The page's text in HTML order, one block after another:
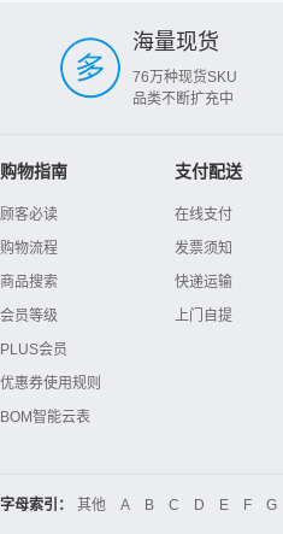
海量现货
76万种现货SKU
品类不断扩充中
购物指南
顾客必读
购物流程
商品搜索
会员等级
PLUS会员
优惠券使用规则
BOM智能云表
支付配送
在线支付
发票须知
快递运输
上门自提
字母索引： 其他 A B C D E F G